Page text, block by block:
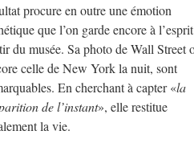
procure en outre une émotion
que l’on garde encore à
du musée. Sa photo de Wall Street
celle de New York la nuit, sont
En cherchant à capter «la
de l’instant», elle restitue
la vie.